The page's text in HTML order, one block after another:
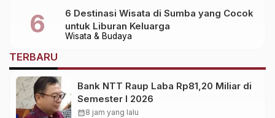
Wisata & Budaya
6 Destinasi Wisata di Sumba yang Cocok
untuk Liburan Keluarga
TERBARU
Bank NTT Raup Laba Rp81,20 Miliar di
Semester I 2026
calendar_month8 jam yang lalu